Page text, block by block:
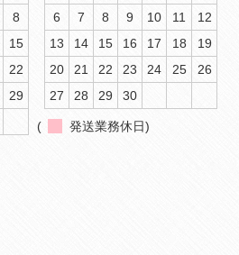
8
15
22
29
6
7 8 9 10 11
12
13
14 15 16 17 18
19
20
21 22 23 24 25
26
27
28 29 30
( 発送業務休日)